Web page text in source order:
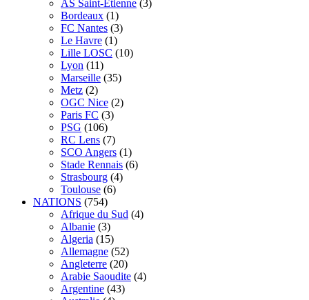
AS Saint-Étienne (3)
Bordeaux (1)
FC Nantes (3)
Le Havre (1)
Lille LOSC (10)
Lyon (11)
Marseille (35)
Metz (2)
OGC Nice (2)
Paris FC (3)
PSG (106)
RC Lens (7)
SCO Angers (1)
Stade Rennais (6)
Strasbourg (4)
Toulouse (6)
NATIONS (754)
Afrique du Sud (4)
Albanie (3)
Algeria (15)
Allemagne (52)
Angleterre (20)
Arabie Saoudite (4)
Argentine (43)